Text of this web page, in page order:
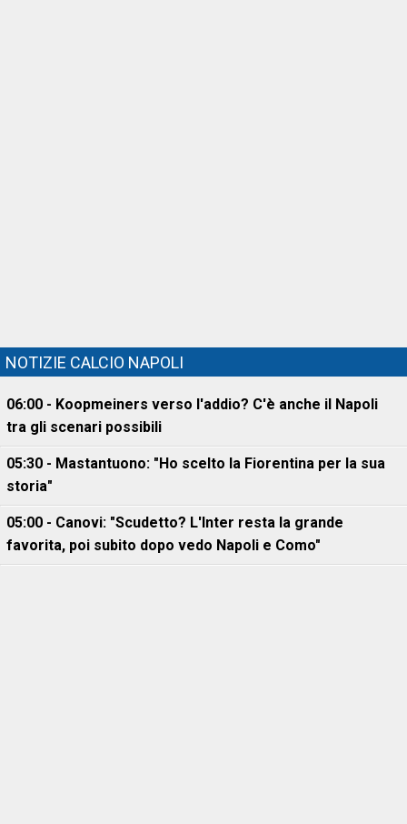
NOTIZIE CALCIO NAPOLI
06:00 - Koopmeiners verso l'addio? C'è anche il Napoli
tra gli scenari possibili
05:30 - Mastantuono: "Ho scelto la Fiorentina per la sua
storia"
05:00 - Canovi: "Scudetto? L'Inter resta la grande
favorita, poi subito dopo vedo Napoli e Como"